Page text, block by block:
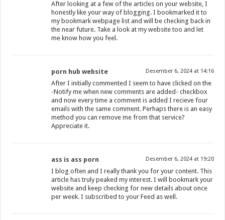
After looking at a few of the articles on your website, I
honestly like your way of blogging. I bookmarked it to
my bookmark webpage list and will be checking back in
the near future. Take a look at my website too and let
me know how you feel.
porn hub website Desember 6, 2024 at 14:16
After I initially commented I seem to have clicked on the
-Notify me when new comments are added- checkbox
and now every time a comment is added I recieve four
emails with the same comment. Perhaps there is an easy
method you can remove me from that service?
Appreciate it.
ass is ass porn Desember 6, 2024 at 19:20
I blog often and I really thank you for your content. This
article has truly peaked my interest. I will bookmark your
website and keep checking for new details about once
per week. I subscribed to your Feed as well.